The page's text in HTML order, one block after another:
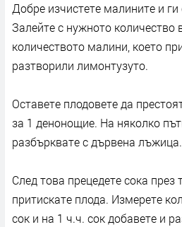
Добре изчистете малините и
Залейте с нужното количество
количеството малини, което
разтворили лимонтузуто.
Оставете плодовете да
за 1 денонощие. На няколко
разбърквате с дървена лъжица.
След това прецедете сока през
притискате плода. Измерете
сок и на 1 ч.ч. сок добавете и